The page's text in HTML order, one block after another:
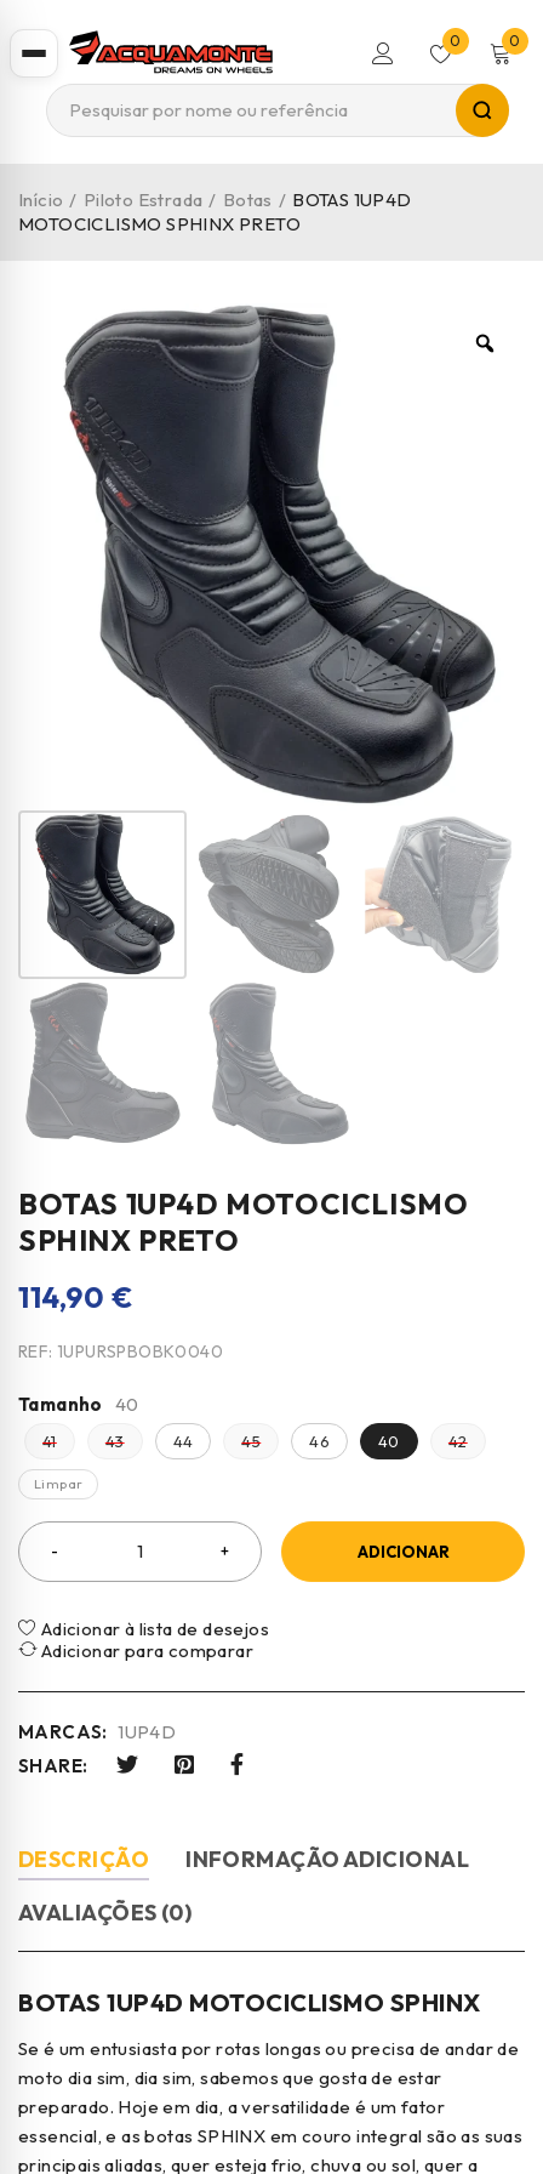
0 0
Início / Piloto Estrada / Botas / BOTAS 1UP4D
MOTOCICLISMO SPHINX PRETO
BOTAS 1UP4D MOTOCICLISMO
SPHINX PRETO
114,90€
REF: 1UPURSPBOBK0040
Tamanho 40
41 43 44 45 46 40 42
Limpar
ADICIONAR
Adicionar à lista de desejos
Adicionar para comparar
MARCAS: 1UP4D
SHARE:
DESCRIÇÃO
INFORMAÇÃO ADICIONAL
AVALIAÇÕES (0)
BOTAS 1UP4D MOTOCICLISMO SPHINX
Se é um entusiasta por rotas longas ou precisa de andar de
moto dia sim, dia sim, sabemos que gosta de estar
preparado. Hoje em dia, a versatilidade é um fator
essencial, e as botas SPHINX em couro integral são as suas
principais aliadas, quer esteja frio, chuva ou sol, quer a